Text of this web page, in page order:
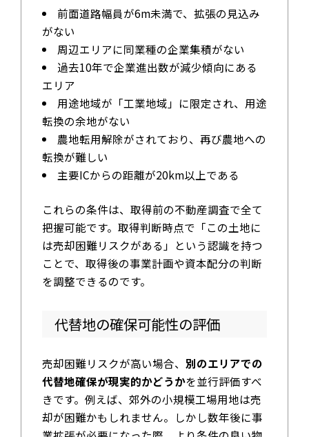
前面道路幅員が6m未満で、拡張の見込み
がない
周辺エリアに同業種の企業集積がない
過去10年で企業進出数が減少傾向にある
エリア
用途地域が「工業地域」に限定され、用途
転換の余地がない
農地転用解除がされており、再び農地への
転換が難しい
主要ICからの距離が20km以上である
これらの条件は、取得前の不動産調査で全て
把握可能です。取得判断時点で「この土地に
は売却困難リスクがある」という認識を持つ
ことで、取得後の事業計画や資本配分の判断
を調整できるのです。
代替地の確保可能性の評価
売却困難リスクが高い場合、 別のエリアでの
代替地確保が現実的かどうかを並行評価すべ
きです。例えば、郊外の小規模工場用地は売
却が困難かもしれません。しかし数年後に事